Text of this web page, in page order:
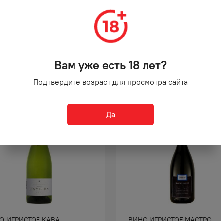
Вам уже есть 18 лет?
Подтвердите возраст для просмотра сайта
Да